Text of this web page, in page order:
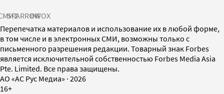
SPARROWINFOX
Перепечатка материалов и использование их в любой форме,
в том числе и в электронных СМИ, возможны только с
письменного разрешения редакции. Товарный знак Forbes
является исключительной собственностью Forbes Media Asia
Pte. Limited. Все права защищены.
AO «АС Рус Медиа» · 2026
16+